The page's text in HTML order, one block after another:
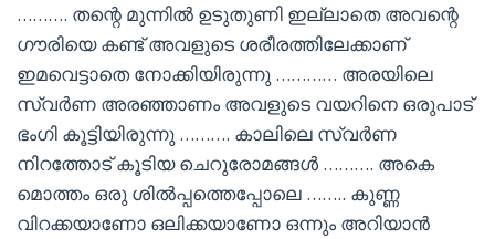
………. തന്റെ മുന്നിൽ ഉടുതുണി ഇല്ലാതെ അവന്റെ
ഗൗരിയെ കണ്ട് അവളുടെ ശരീരത്തിലേക്കാണ്
ഇമവെട്ടാതെ നോക്കിയിരുന്നു ………… അരയിലെ
സ്വർണ അരഞ്ഞാണം അവളുടെ വയറിനെ ഒരുപാട്
ഭംഗി കൂട്ടിയിരുന്നു ………. കാലിലെ സ്വർണ
നിറത്തോട് കൂടിയ ചെറുരോമങ്ങൾ ………. അകെ
മൊത്തം ഒരു ശിൽപ്പത്തെപ്പോലെ …….. കുണ്ണ
വിറക്കയാണോ ഒലിക്കയാണോ ഒന്നും അറിയാൻ